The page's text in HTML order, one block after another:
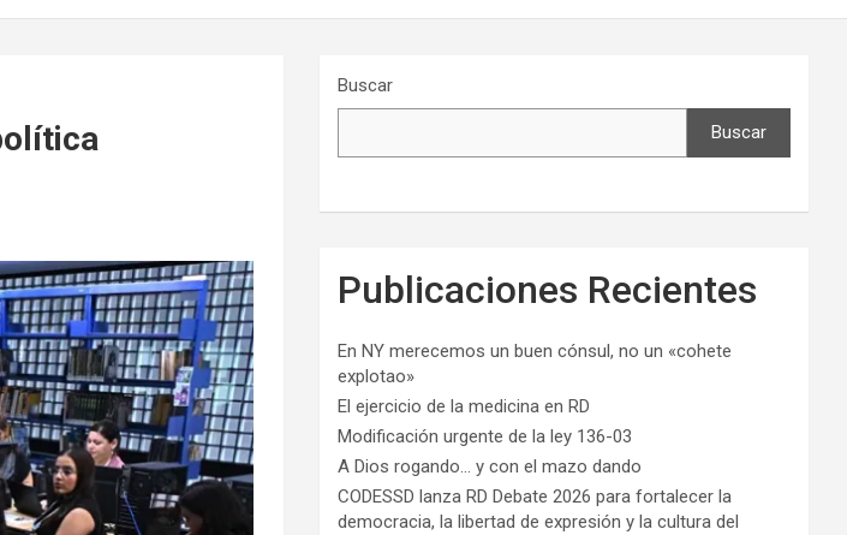
Buscar
Buscar
Publicaciones Recientes
En NY merecemos un buen cónsul, no un «cohete
explotao»
El ejercicio de la medicina en RD
Modificación urgente de la ley 136-03
A Dios rogando… y con el mazo dando
CODESSD lanza RD Debate 2026 para fortalecer la
democracia, la libertad de expresión y la cultura del